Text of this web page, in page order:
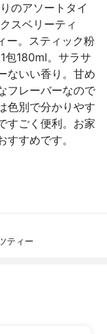
のアソートタイ
スベリーティ
ー。スティック粉
包180ml。サラサ
ないい香り。甘め
フレーバーなので
色別で分かりやす
すごく便利。お家
すめです。
ティー